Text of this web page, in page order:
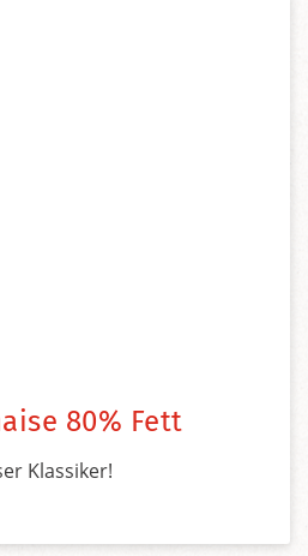
80% Fett
Klassiker!